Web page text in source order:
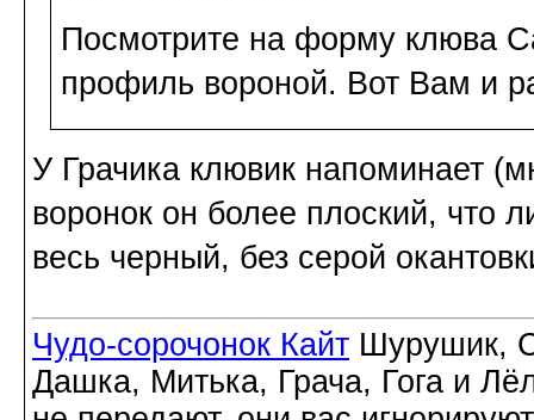
Посмотрите на форму клюва
профиль вороной. Вот Вам и
У Грачика клювик напоминает
воронок он более плоский, что
весь черный, без серой
Чудо-сорочонок Кайт Шурушик,
Дашка, Митька, Грача, Гога и